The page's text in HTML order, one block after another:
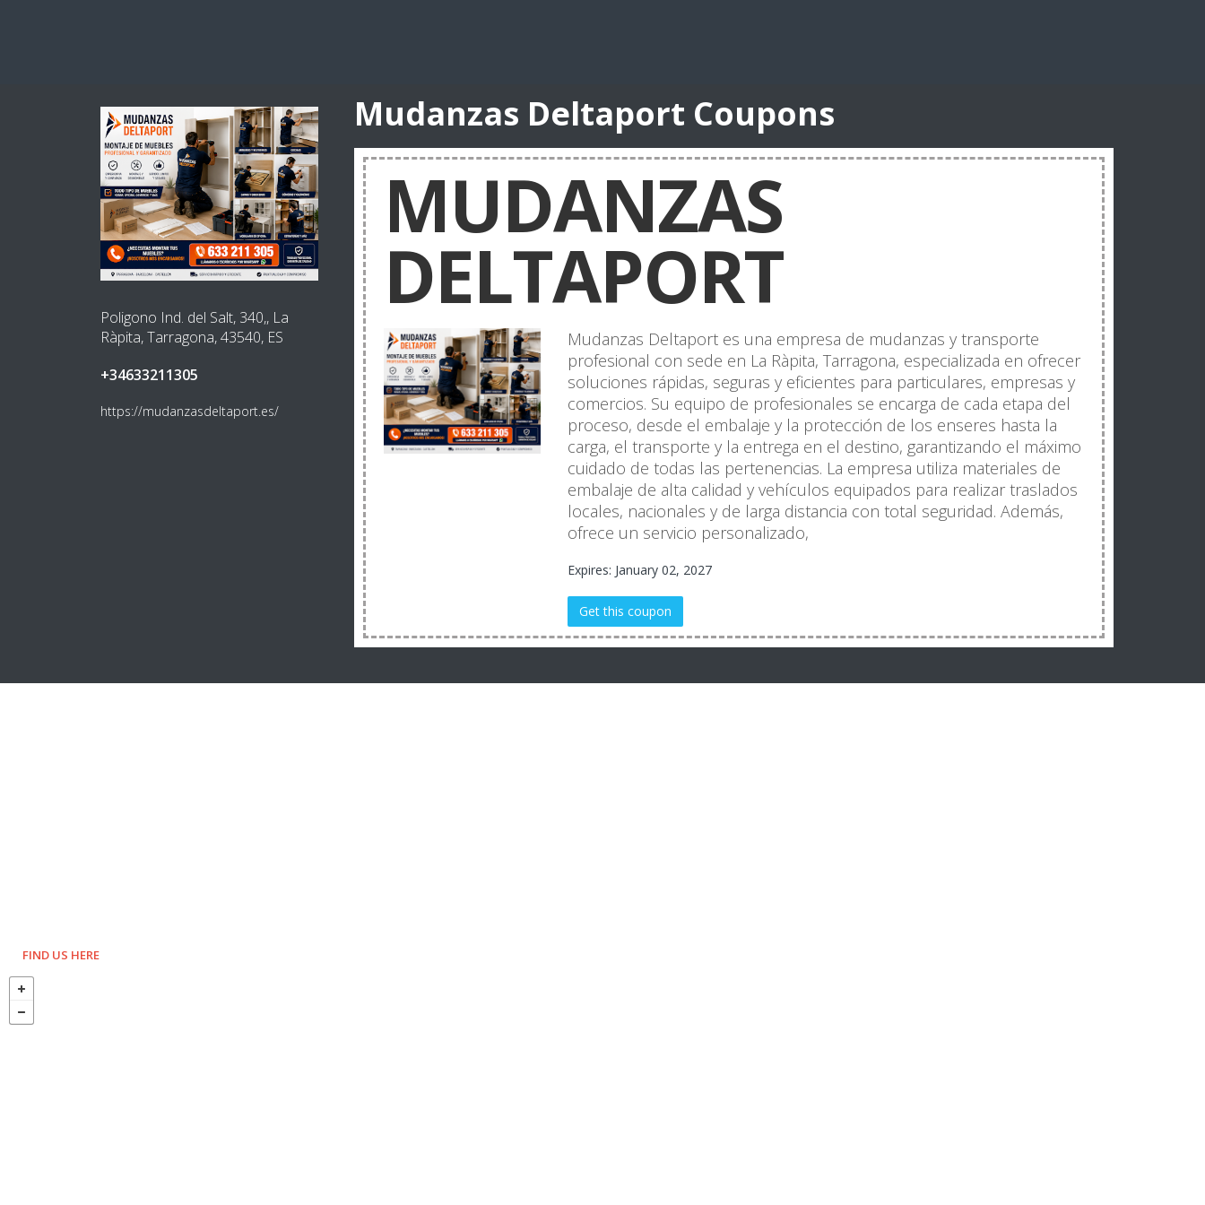
Poligono Ind. del Salt, 340,, La
Ràpita, Tarragona, 43540, ES
+34633211305
https://mudanzasdeltaport.es/
Mudanzas Deltaport Coupons
MUDANZAS
DELTAPORT
Mudanzas Deltaport es una empresa de mudanzas y transporte
profesional con sede en La Ràpita, Tarragona, especializada en ofrecer
soluciones rápidas, seguras y eficientes para particulares, empresas y
comercios. Su equipo de profesionales se encarga de cada etapa del
proceso, desde el embalaje y la protección de los enseres hasta la
carga, el transporte y la entrega en el destino, garantizando el máximo
cuidado de todas las pertenencias. La empresa utiliza materiales de
embalaje de alta calidad y vehículos equipados para realizar traslados
locales, nacionales y de larga distancia con total seguridad. Además,
ofrece un servicio personalizado,
Expires: January 02, 2027
Get this coupon
FIND US HERE